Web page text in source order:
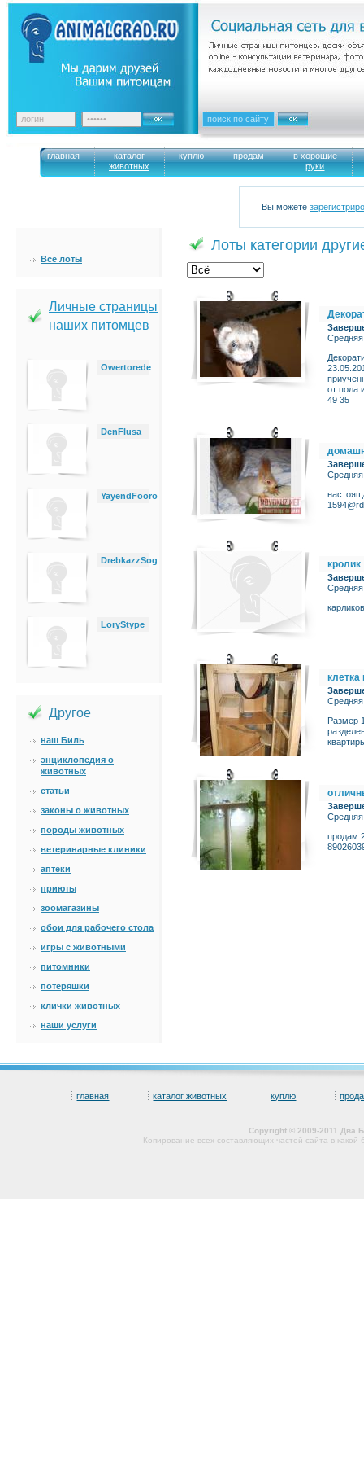
главная
каталог
животных
куплю продам
в хорошие
руки
Вы можете
Все лоты
Личные страницы
наших питомцев
Owertorede
DenFlusa
YayendFooro
DrebkazzSog
LoryStype
Другое
наш Биль
энциклопедия о
животных
статьи
законы о животных
породы животных
ветеринарные клиники
аптеки
приюты
зоомагазины
обои для рабочего стола
игры с животными
питомники
потеряшки
клички животных
наши услуги
Лоты категории
от пола
49 35
кролик
клетка
Размер
продам
главная каталог животных куплю
Copyright © 2009-2011 Два
Копирование всех составляющих частей сайта в